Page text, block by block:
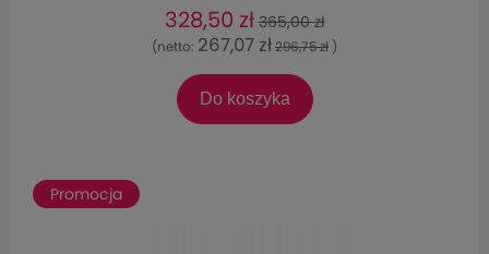
328,50 zł 365,00 zł
(netto: 267,07 zł296,75 zł )
Do koszyka
Promocja